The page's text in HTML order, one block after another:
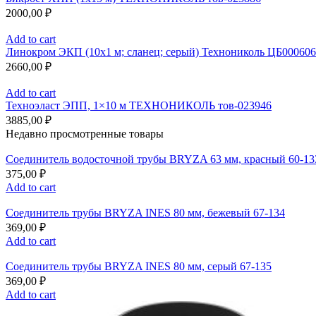
2000,00 ₽
Add to cart
Линокром ЭКП (10х1 м; сланец; серый) Технониколь ЦБ000606
2660,00 ₽
Add to cart
Техноэласт ЭПП, 1×10 м ТЕХНОНИКОЛЬ тов-023946
3885,00 ₽
Недавно просмотренные товары
Соединитель водосточной трубы BRYZA 63 мм, краcный 60-
375,00 ₽
Add to cart
Соединитель трубы BRYZA INES 80 мм, бежевый 67-134
369,00 ₽
Add to cart
Соединитель трубы BRYZA INES 80 мм, серый 67-135
369,00 ₽
Add to cart